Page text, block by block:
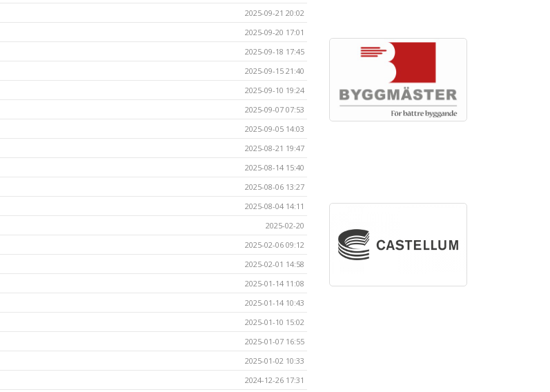
2025-09-21 20:02
2025-09-20 17:01
2025-09-18 17:45
2025-09-15 21:40
2025-09-10 19:24
2025-09-07 07:53
2025-09-05 14:03
2025-08-21 19:47
2025-08-14 15:40
2025-08-06 13:27
2025-08-04 14:11
2025-02-20
2025-02-06 09:12
2025-02-01 14:58
2025-01-14 11:08
2025-01-14 10:43
2025-01-10 15:02
2025-01-07 16:55
2025-01-02 10:33
2024-12-26 17:31